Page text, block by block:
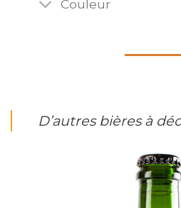
Couleur
D’autres bières à